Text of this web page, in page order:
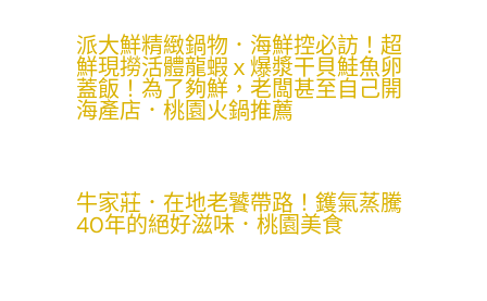
派大鮮精緻鍋物．海鮮控必訪！超
鮮現撈活體龍蝦ｘ爆漿干貝鮭魚卵
蓋飯！為了夠鮮，老闆甚至自己開
海產店．桃園火鍋推薦
牛家莊．在地老饕帶路！鑊氣蒸騰
40年的絕好滋味．桃園美食